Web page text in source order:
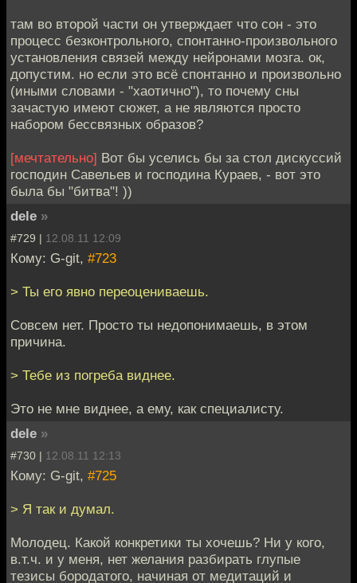
там во второй части он утверждает что сон - это
процесс безконтрольного, спонтанно-произвольного
установления связей между нейронами мозга. ок,
допустим. но если это всё спонтанно и произвольно
(иными словами - "хаотично"), то почему сны
зачастую имеют сюжет, а не являются просто
набором бессвязных образов?
[мечтательно] Вот бы уселись бы за стол дискуссий
господин Савельев и господина Кураев, - вот это
была бы "битва"! ))
dele »
#729 | 12.08.11 12:09
Кому: G-git, #723
> Ты его явно переоцениваешь.
Совсем нет. Просто ты недопонимаешь, в этом
причина.
> Тебе из погреба виднее.
Это не мне виднее, а ему, как специалисту.
dele »
#730 | 12.08.11 12:13
Кому: G-git, #725
> Я так и думал.
Молодец. Какой конкретики ты хочешь? Ни у кого,
в.т.ч. и у меня, нет желания разбирать глупые
тезисы бородатого, начиная от медитаций и